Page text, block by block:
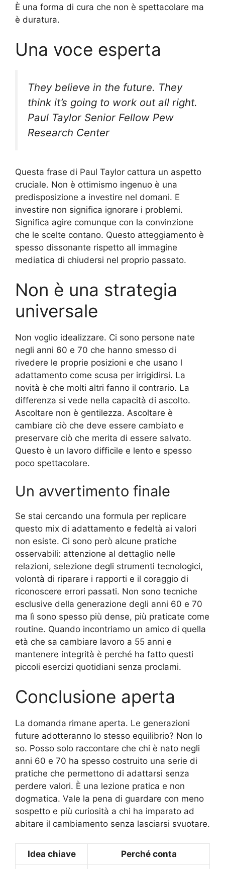
È una forma di cura che non è spettacolare ma
è duratura.
Una voce esperta
They believe in the future. They
think it’s going to work out all right.
Paul Taylor Senior Fellow Pew
Research Center
Questa frase di Paul Taylor cattura un aspetto
cruciale. Non è ottimismo ingenuo è una
predisposizione a investire nel domani. E
investire non significa ignorare i problemi.
Significa agire comunque con la convinzione
che le scelte contano. Questo atteggiamento è
spesso dissonante rispetto all immagine
mediatica di chiudersi nel proprio passato.
Non è una strategia
universale
Non voglio idealizzare. Ci sono persone nate
negli anni 60 e 70 che hanno smesso di
rivedere le proprie posizioni e che usano l
adattamento come scusa per irrigidirsi. La
novità è che molti altri fanno il contrario. La
differenza si vede nella capacità di ascolto.
Ascoltare non è gentilezza. Ascoltare è
cambiare ciò che deve essere cambiato e
preservare ciò che merita di essere salvato.
Questo è un lavoro difficile e lento e spesso
poco spettacolare.
Un avvertimento finale
Se stai cercando una formula per replicare
questo mix di adattamento e fedeltà ai valori
non esiste. Ci sono però alcune pratiche
osservabili: attenzione al dettaglio nelle
relazioni, selezione degli strumenti tecnologici,
volontà di riparare i rapporti e il coraggio di
riconoscere errori passati. Non sono tecniche
esclusive della generazione degli anni 60 e 70
ma lì sono spesso più dense, più praticate come
routine. Quando incontriamo un amico di quella
età che sa cambiare lavoro a 55 anni e
mantenere integrità è perché ha fatto questi
piccoli esercizi quotidiani senza proclami.
Conclusione aperta
La domanda rimane aperta. Le generazioni
future adotteranno lo stesso equilibrio? Non lo
so. Posso solo raccontare che chi è nato negli
anni 60 e 70 ha spesso costruito una serie di
pratiche che permettono di adattarsi senza
perdere valori. È una lezione pratica e non
dogmatica. Vale la pena di guardare con meno
sospetto e più curiosità a chi ha imparato ad
abitare il cambiamento senza lasciarsi svuotare.
Idea chiave Perché conta